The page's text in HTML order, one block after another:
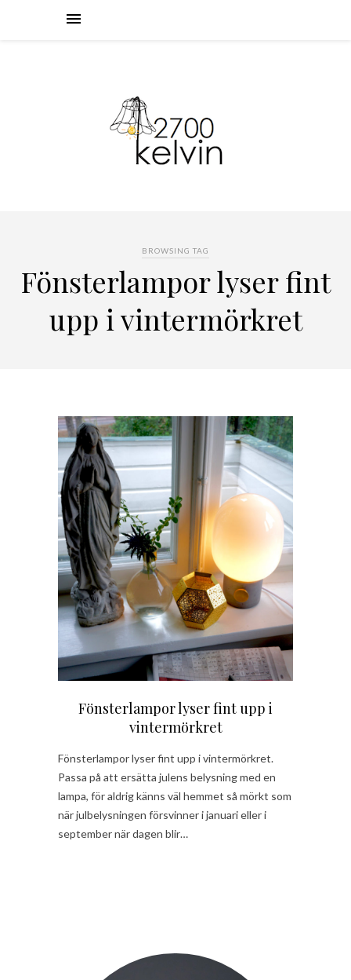
BROWSING TAG
Fönsterlampor lyser fint
upp i vintermörkret
Fönsterlampor lyser fint upp i
vintermörkret
Fönsterlampor lyser fint upp i vintermörkret.
Passa på att ersätta julens belysning med en
lampa, för aldrig känns väl hemmet så mörkt som
när julbelysningen försvinner i januari eller i
september när dagen blir…